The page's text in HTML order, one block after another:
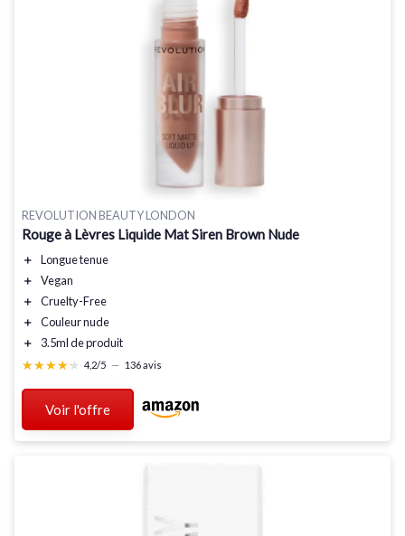
REVOLUTION BEAUTY LONDON
Rouge à Lèvres Liquide Mat Siren Brown Nude
＋
Longue tenue
＋
Vegan
＋
Cruelty-Free
＋
Couleur nude
＋
3.5ml de produit
★★★★★
★★★★★ 4,2/5 — 136 avis
Voir l'offre